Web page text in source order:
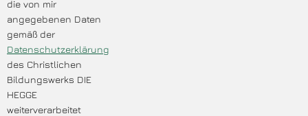
die von mir
angegebenen Daten
gemäß der
Datenschutzerklärung
des Christlichen
Bildungswerks DIE
HEGGE
weiterverarbeitet